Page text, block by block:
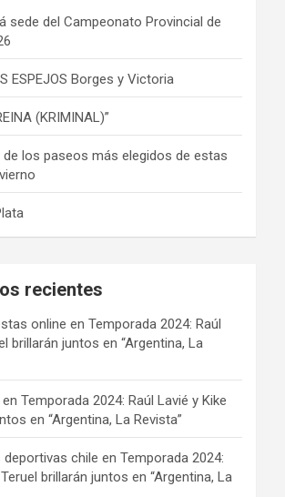
sede del Campeonato Provincial de
ESPEJOS Borges y Victoria
(KRIMINAL)”
de los paseos más elegidos de estas
recientes
online enTemporada 2024: Raúl
brillarán juntos en “Argentina, La
enTemporada 2024: Raúl Lavié y Kike
en “Argentina, La Revista”
chile enTemporada 2024:
brillarán juntos en “Argentina, La